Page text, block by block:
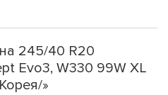
245/40 R20
Evo3, W330 99W XL
»